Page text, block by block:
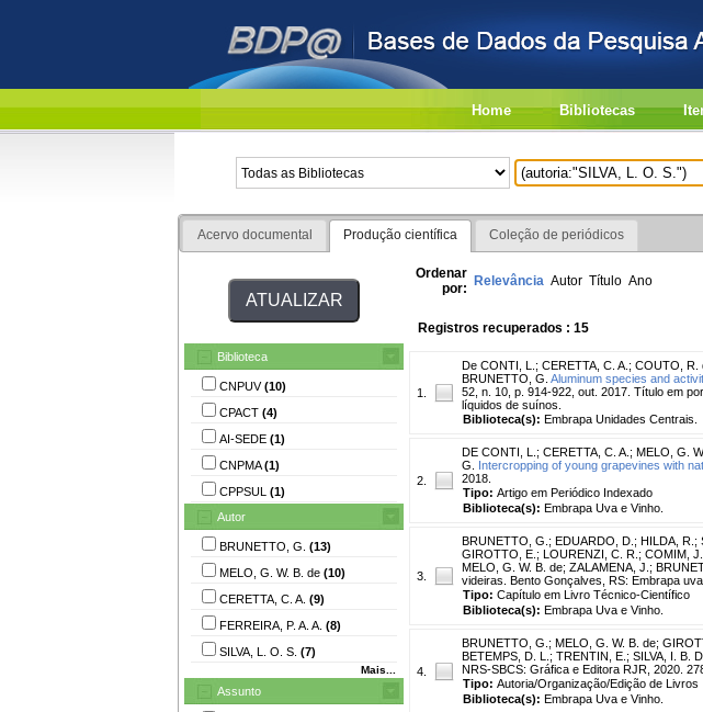
Home Bibliotecas
Acervo documental Produção científica Coleção de periódicos
Biblioteca
CNPUV(10)
CPACT (4)
AI-SEDE (1)
CNPMA(1)
CPPSUL (1)
Autor
BRUNETTO, G. (13)
MELO, G. W. B. de (10)
CERETTA, C. A. (9)
FERREIRA, P. A. A. (8)
SILVA, L. O. S. (7)
Mais...
Assunto
Ordenar
por: Relevância Autor Título Ano
Registros recuperados : 15
1.
De CONTI, L. ; CERETTA, C. A. ; COUTO, R.
BRUNETTO, G. Aluminum species and
52, n. 10, p. 914-922, out. 2017. Título em
líquidos de suínos.
Biblioteca(s): Embrapa Unidades Centrais.
2.
DE CONTI, L. ; CERETTA, C. A. ; MELO, G.
G.
Intercropping of young grapevines with
2018.
Tipo: Artigo em Periódico Indexado
Biblioteca(s): Embrapa Uva e Vinho.
3.
BRUNETTO, G. ; EDUARDO, D. ; HILDA, R. ;
GIROTTO, E. ; LOURENZI, C. R. ; COMIM, J.
MELO, G. W. B. de; ZALAMENA, J.;
videiras. Bento Gonçalves, RS: Embrapa
Tipo: Capítulo em Livro Técnico-Científico
Biblioteca(s): Embrapa Uva e Vinho.
4.
BRUNETTO, G. ; MELO, G. W. B. de;
BETEMPS, D. L. ; TRENTIN, E. ; SILVA, I. B.
NRS-SBCS: Gráfica e Editora RJR, 2020.
Tipo: Autoria/Organização/Edição de Livros
Biblioteca(s): Embrapa Uva e Vinho.